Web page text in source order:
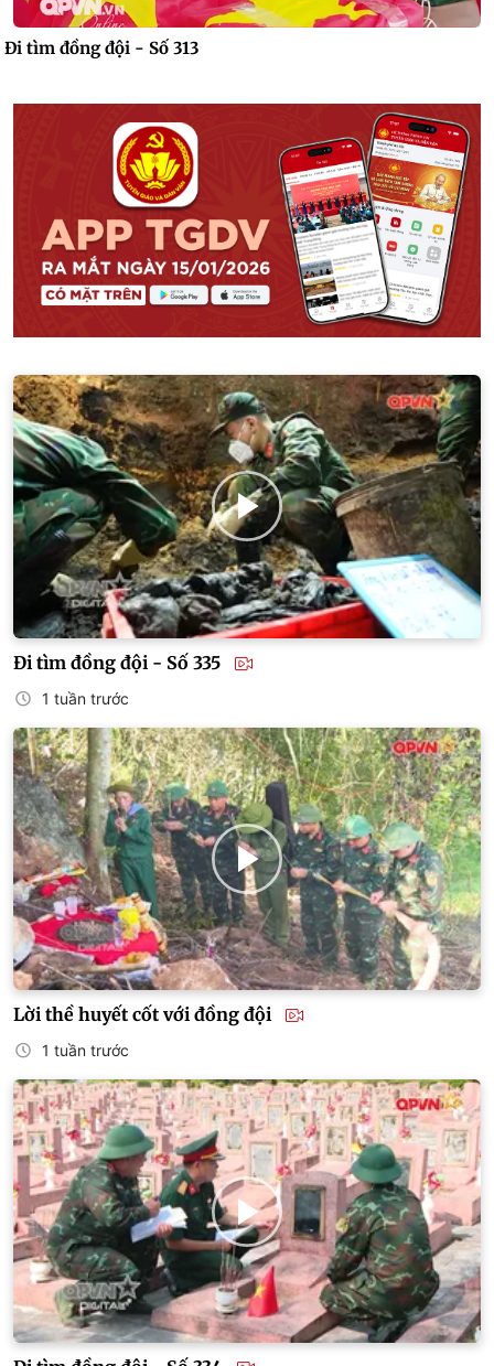
Đi tìm đồng đội - Số 313
Đi tìm đồng đội - Số 335
1 tuần trước
Lời thề huyết cốt với đồng đội
1 tuần trước